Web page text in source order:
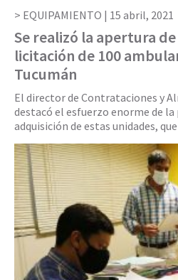
EQUIPAMIENTO | 15 abril, 2021
Se realizó la apertura
licitación de 100
Tucumán
El director de Contrataciones y
destacó el esfuerzo enorme de
adquisición de estas unidades,